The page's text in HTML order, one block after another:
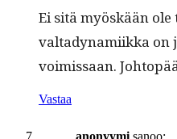
Ei sitä myöskään
val­ta­dy­nami­ik­ka on
voimis­saan.
Vastaa
anonyymi sanoo: